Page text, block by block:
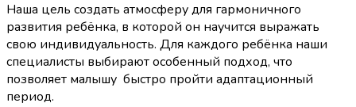
Наша цель создать атмосферу для гармоничного
развития ребёнка, в которой он научится выражать
свою индивидуальность. Для каждого ребёнка наши
специалисты выбирают особенный подход, что
позволяет малышу быстро пройти адаптационный
период.